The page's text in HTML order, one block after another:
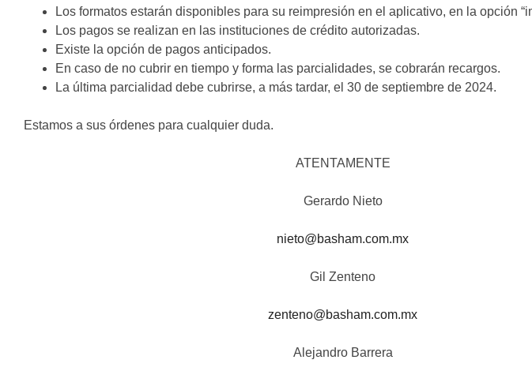
Los formatos estarán disponibles para su reimpresión en el aplicativo, en la opción
Los pagos se realizan en las instituciones de crédito autorizadas.
Existe la opción de pagos anticipados.
En caso de no cubrir en tiempo y forma las parcialidades, se cobrarán recargos.
La última parcialidad debe cubrirse, a más tardar, el 30 de septiembre de 2024.
Estamos a sus órdenes para cualquier duda.
ATENTAMENTE
Gerardo Nieto
nieto@basham.com.mx
Gil Zenteno
zenteno@basham.com.mx
Alejandro Barrera